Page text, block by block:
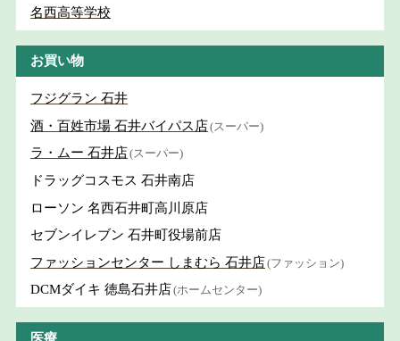
名西高等学校
お買い物
フジグラン 石井
酒・百姓市場 石井バイパス店(スーパー)
ラ・ムー 石井店(スーパー)
ドラッグコスモス 石井南店
ローソン 名西石井町高川原店
セブンイレブン 石井町役場前店
ファッションセンター しまむら 石井店(ファッション)
DCMダイキ 徳島石井店(ホームセンター)
医療